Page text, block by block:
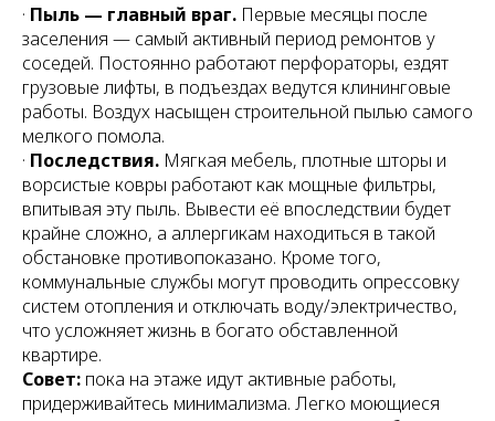
· Пыль — главный враг. Первые месяцы после
заселения — самый активный период ремонтов у
соседей. Постоянно работают перфораторы, ездят
грузовые лифты, в подъездах ведутся клининговые
работы. Воздух насыщен строительной пылью самого
мелкого помола.
· Последствия. Мягкая мебель, плотные шторы и
ворсистые ковры работают как мощные фильтры,
впитывая эту пыль. Вывести её впоследствии будет
крайне сложно, а аллергикам находиться в такой
обстановке противопоказано. Кроме того,
коммунальные службы могут проводить опрессовку
систем отопления и отключать воду/электричество,
что усложняет жизнь в богато обставленной
квартире.
Совет: пока на этаже идут активные работы,
придерживайтесь минимализма. Легко моющиеся